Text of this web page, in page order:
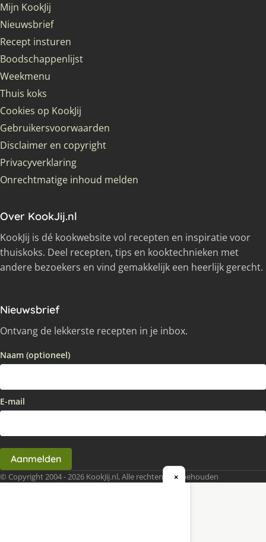
Mijn KookJij
Nieuwsbrief
Recept insturen
Boodschappenlijst
Weekmenu
Thuis koks
Cookies op KookJij
Gebruikersvoorwaarden
Disclaimer en copyright
Privacyverklaring
Onrechtmatige inhoud melden
Over KookJij.nl
KookJij is dé kookwebsite vol recepten en inspiratie voor
thuiskoks. Deel recepten, tips en kooktechnieken met
andere bezoekers en vind gemakkelijk een heerlijk gerecht.
Nieuwsbrief
Ontvang de lekkerste recepten in je inbox.
Naam (optioneel)
E-mail
Aanmelden
© Copyright 2004 - 2026 KookJij.nl, Alle rechten voorbehouden
×